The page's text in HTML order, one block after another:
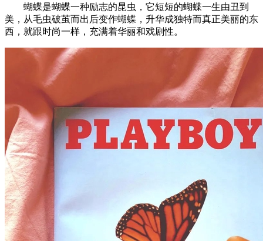
蝴蝶是蝴蝶一种励志的昆虫，它短短的蝴蝶一生由丑到
美，从毛虫破茧而出后变作蝴蝶，升华成独特而真正美丽的东
西，就跟时尚一样，充满着华丽和戏剧性。